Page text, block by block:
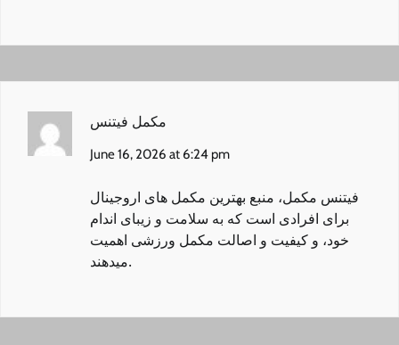
مکمل فیتنس
June 16, 2026 at 6:24 pm
فیتنس مکمل، منبع بهترین مکمل های اروجینال
برای افرادی است که به سلامت و زیبای اندام
خود، و کیفیت و اصالت مکمل ورزشی اهمیت
میدهند.